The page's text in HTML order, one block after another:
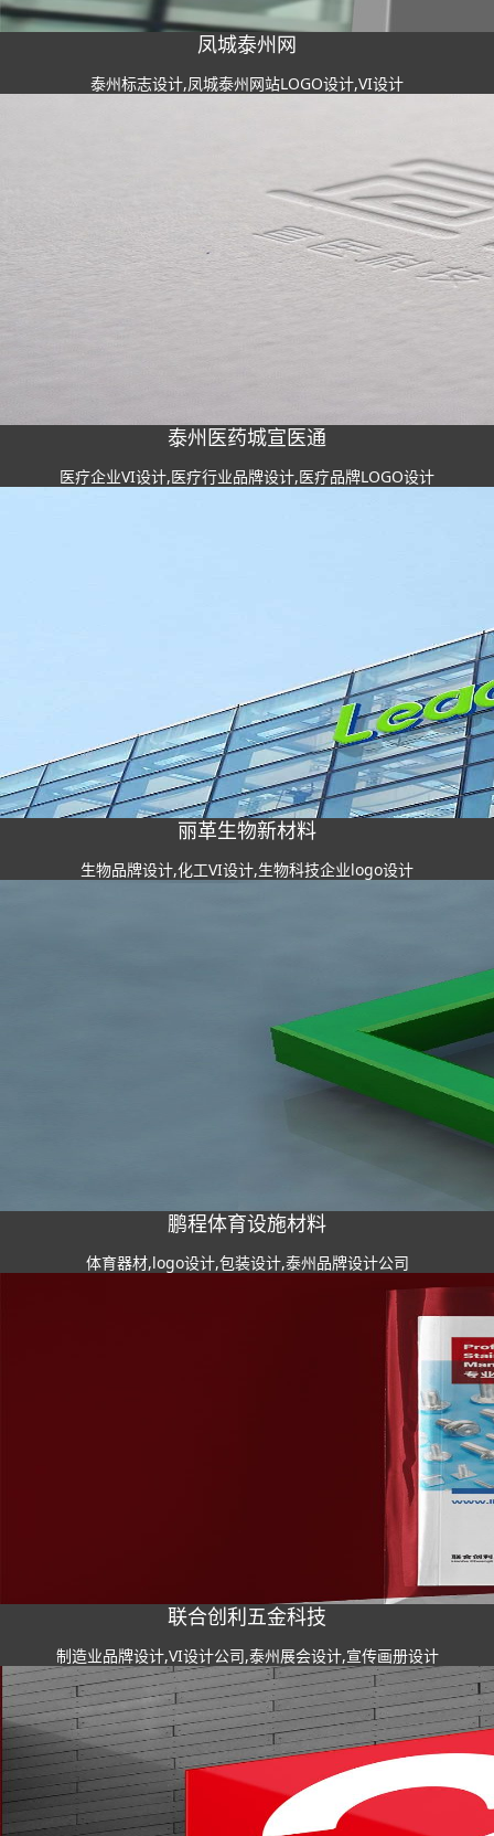
凤城泰州网
泰州标志设计,凤城泰州网站LOGO设计,VI设计
泰州医药城宣医通
医疗企业VI设计,医疗行业品牌设计,医疗品牌LOGO设计
丽革生物新材料
生物品牌设计,化工VI设计,生物科技企业logo设计
鹏程体育设施材料
体育器材,logo设计,包装设计,泰州品牌设计公司
联合创利五金科技
制造业品牌设计,VI设计公司,泰州展会设计,宣传画册设计